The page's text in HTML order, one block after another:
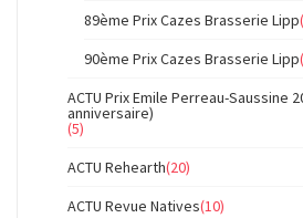
89ème Prix Cazes Brasserie Lipp
90ème Prix Cazes Brasserie Lipp
ACTU Prix Emile Perreau-Saussine
anniversaire)
(5)
ACTU Rehearth(20)
ACTU Revue Natives(10)